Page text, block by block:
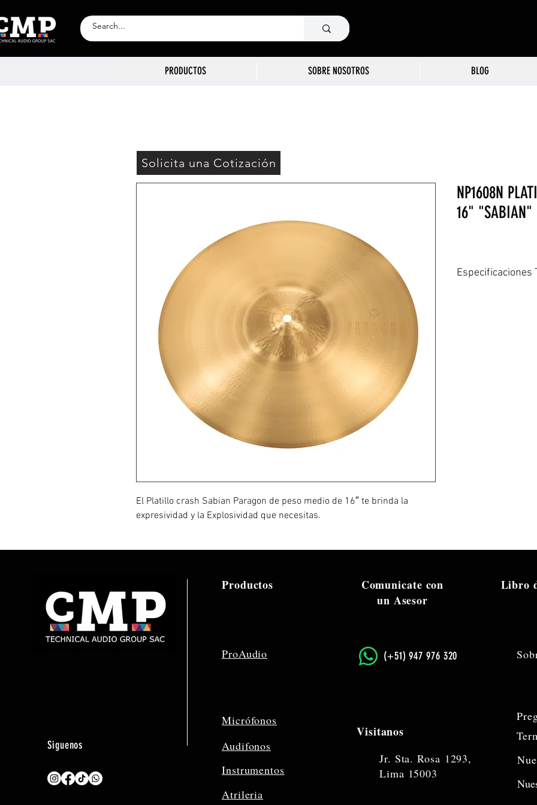
PRODUCTOS SOBRE NOSOTROS BLOG
El Platillo crash Sabian Paragon de peso medio de 16″ te brinda la
expresividad y la Explosividad que necesitas.
NP1608N
16" "SABIAN"
Especificaciones
Solicita una Cotización
Siguenos
Productos
ProAudio
Micrófonos
Audifonos
Instrumentos
Atrileria
Comunicate con
un Asesor
Libro
​(+51) 947 976 320
Visitanos
Jr. Sta. Rosa 1293,
Lima 15003